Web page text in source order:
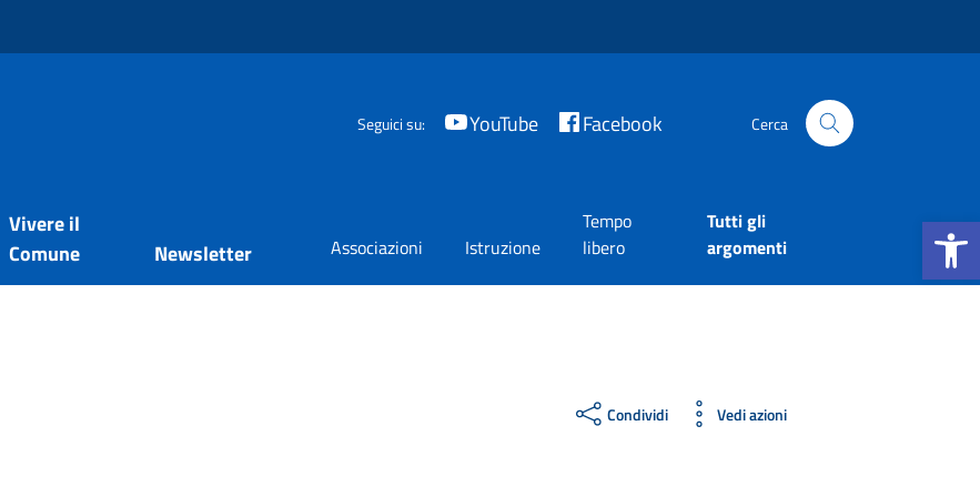
Apri la
Seguici su: YouTube Facebook Cerca
Vivere il
Comune
Newsletter Associazioni Istruzione
Tempo
libero
Tutti gli
argomenti
Condividi Vedi azioni